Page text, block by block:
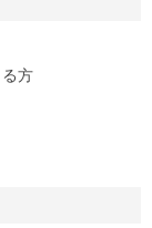
方